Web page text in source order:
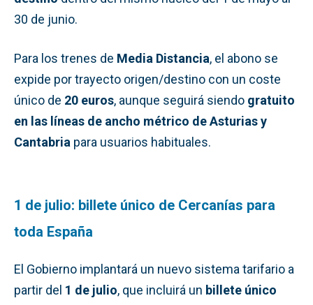
30 de junio.
Para los trenes de Media Distancia, el abono se
expide por trayecto origen/destino con un coste
único de 20 euros, aunque seguirá siendo gratuito
en las líneas de ancho métrico de Asturias y
Cantabria para usuarios habituales.
1 de julio: billete único de Cercanías para
toda España
El Gobierno implantará un nuevo sistema tarifario a
partir del 1 de julio, que incluirá un billete único